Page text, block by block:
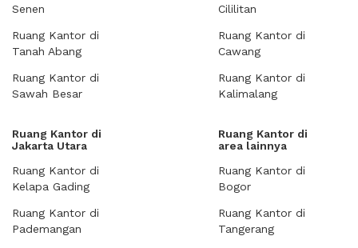
Senen
Ruang Kantor di
Tanah Abang
Ruang Kantor di
Sawah Besar
Cililitan
Ruang Kantor di
Cawang
Ruang Kantor di
Kalimalang
Ruang Kantor di
Jakarta Utara
Ruang Kantor di
Kelapa Gading
Ruang Kantor di
Pademangan
Ruang Kantor di
area lainnya
Ruang Kantor di
Bogor
Ruang Kantor di
Tangerang